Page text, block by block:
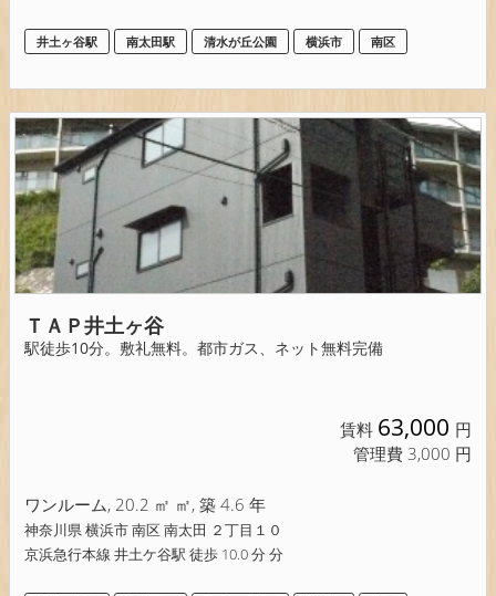
井土ヶ谷駅 南太田駅 清水が丘公園 横浜市 南区
ＴＡＰ井土ヶ谷
駅徒歩10分。敷礼無料。都市ガス、ネット無料完備
賃料 63,000 円
管理費 3,000 円
ワンルーム, 20.2 ㎡ ㎡, 築 4.6 年
神奈川県 横浜市 南区 南太田 ２丁目１０
京浜急行本線 井土ケ谷駅 徒歩 10.0 分 分